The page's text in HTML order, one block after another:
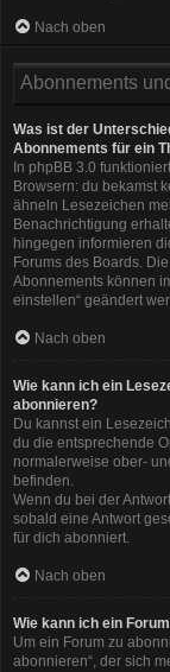
Nach oben
Abonnements
Was ist der
Abonnements für ein
In phpBB 3.0
Browsern: du bekamst
ähneln Lesezeichen
Benachrichtigung
hingegen informieren
Forums des Boards.
Abonnements können
einstellen“ geändert
Nach oben
Wie kann ich ein
abonnieren?
Du kannst ein
du die entsprechende
normalerweise ober-
befinden.
Wenn du bei der
sobald eine Antwort
für dich abonniert.
Nach oben
Wie kann ich ein
Um ein Forum zu
abonnieren“, der sich